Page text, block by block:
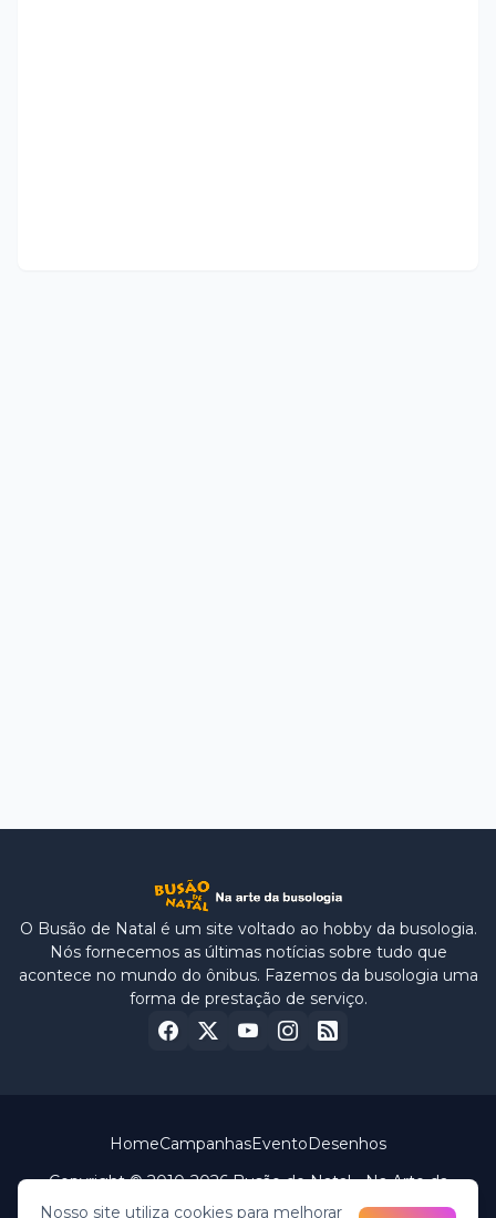
O Busão de Natal é um site voltado ao hobby da busologia.
Nós fornecemos as últimas notícias sobre tudo que
acontece no mundo do ônibus. Fazemos da busologia uma
forma de prestação de serviço.
Copyright © 2010-2026 Busão de Natal - Na Arte da
Busologia.
HomeCampanhasEventoDesenhos
Nosso site utiliza cookies para melhorar